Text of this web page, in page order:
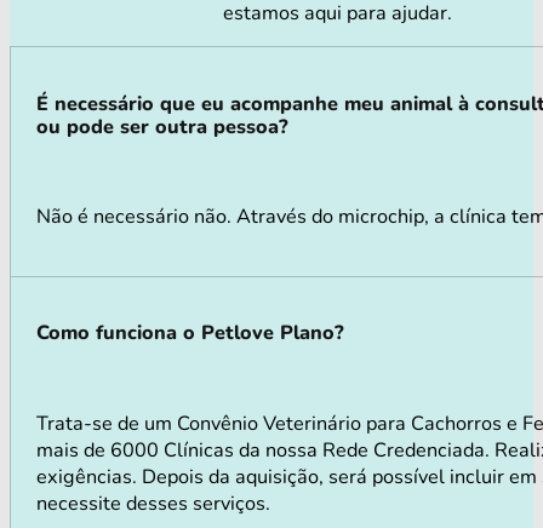
estamos aqui para ajudar.
É necessário que eu acompanhe meu animal à
ou pode ser outra pessoa?
Não é necessário não. Através do microchip, a clínica
Como funciona o Petlove Plano?
Trata-se de um Convênio Veterinário para Cachorros e
mais de 6000 Clínicas da nossa Rede Credenciada.
exigências. Depois da aquisição, será possível incluir
necessite desses serviços.